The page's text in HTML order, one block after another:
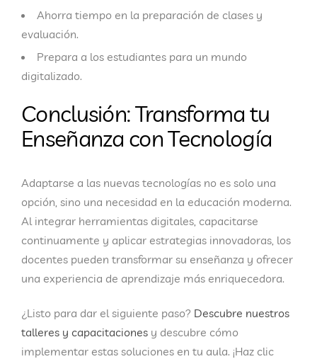
Ahorra tiempo en la preparación de clases y
evaluación.
Prepara a los estudiantes para un mundo
digitalizado.
Conclusión: Transforma tu
Enseñanza con Tecnología
Adaptarse a las nuevas tecnologías no es solo una
opción, sino una necesidad en la educación moderna.
Al integrar herramientas digitales, capacitarse
continuamente y aplicar estrategias innovadoras, los
docentes pueden transformar su enseñanza y ofrecer
una experiencia de aprendizaje más enriquecedora.
¿Listo para dar el siguiente paso? Descubre nuestros
talleres y capacitaciones y descubre cómo
implementar estas soluciones en tu aula. ¡Haz clic